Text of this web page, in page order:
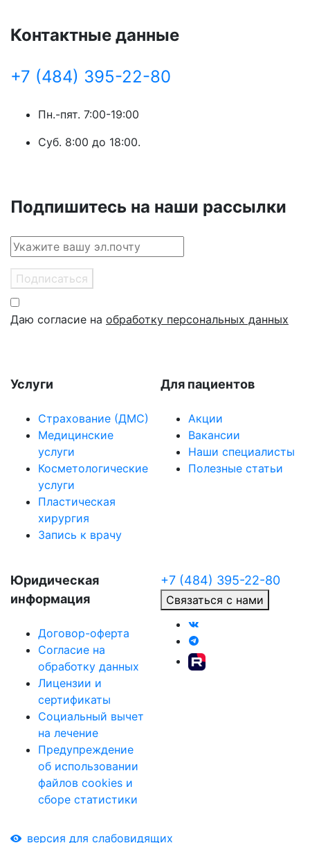
Контактные данные
+7 (484) 395-22-80
Пн.-пят. 7:00-19:00
Суб. 8:00 до 18:00.
Подпишитесь на наши рассылки
Подписаться
Даю согласие на обработку персональных данных
Услуги
Страхование (ДМС)
Медицинские
услуги
Косметологические
услуги
Пластическая
хирургия
Запись к врачу
Для пациентов
Акции
Вакансии
Наши специалисты
Полезные статьи
Юридическая
информация
Договор-оферта
Согласие на
обработку данных
Лицензии и
сертификаты
Социальный вычет
на лечение
Предупреждение
об использовании
файлов cookies и
сборе статистики
+7 (484) 395-22-80
Связаться с нами
версия для слабовидящих